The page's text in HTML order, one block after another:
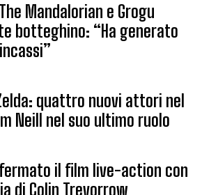
Mandalorian e Grogu
botteghino: “Ha generato
quattro nuovi attori nel
Neill nel suo ultimo ruolo
il film live-action con
di Colin Trevorrow